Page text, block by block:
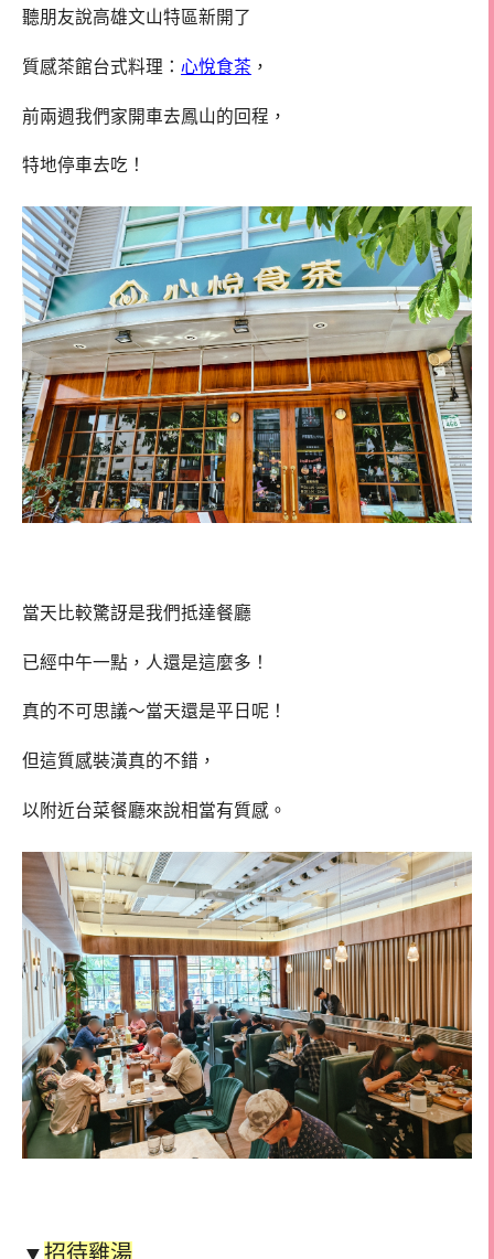
聽朋友說高雄文山特區新開了
質感茶館台式料理： 心悅食茶 ，
前兩週我們家開車去鳳山的回程，
特地停車去吃！
當天比較驚訝是我們抵達餐廳
已經中午一點，人還是這麼多！
真的不可思議～當天還是平日呢！
但這質感裝潢真的不錯，
以附近台菜餐廳來說相當有質感。
▼招待雞湯